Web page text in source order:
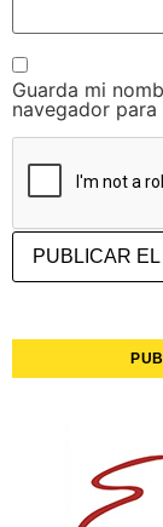
Guarda mi
navegador